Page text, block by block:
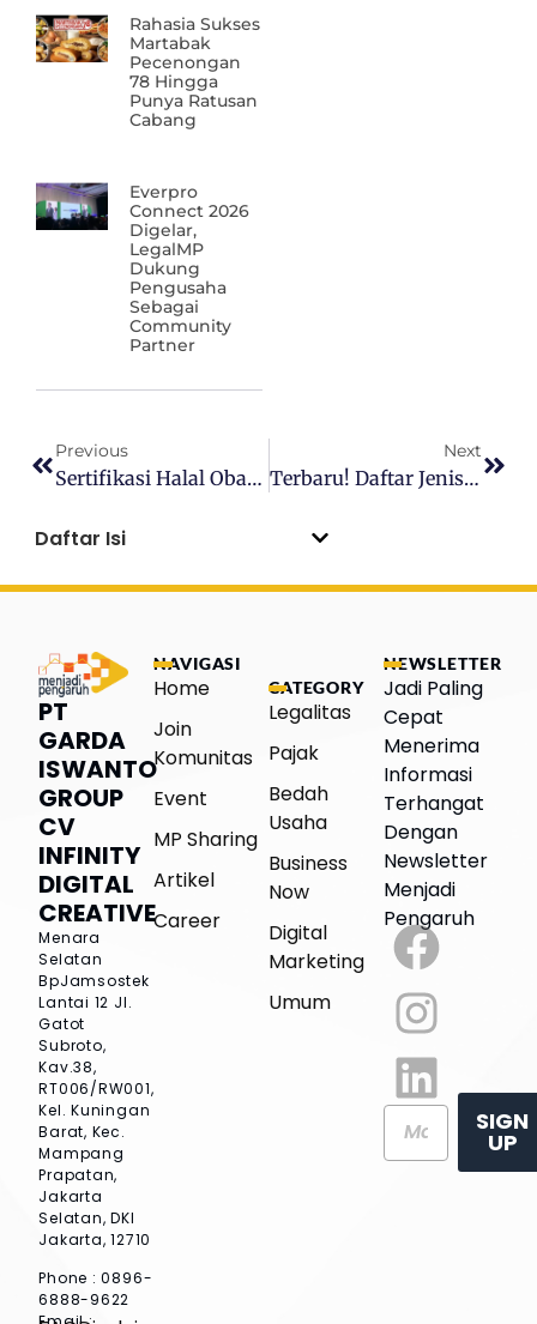
Rahasia Sukses
Martabak
Pecenongan
78 Hingga
Punya Ratusan
Cabang
Everpro
Connect 2026
Digelar,
LegalMP
Dukung
Pengusaha
Sebagai
Community
Partner
Previous
Sertifikasi Halal Obat Di Indonesia: Syarat, Tahapan, Dan Kewajiban
Next
Terbaru! Daftar Jenis Pangan Olahan Wajib Izin Edar BPOM
Daftar Isi
PT
GARDA
ISWANTO
GROUP
CV
INFINITY
DIGITAL
CREATIVE
Menara
Selatan
BpJamsostek
Lantai 12 Jl.
Gatot
Subroto,
Kav.38,
RT006/RW001,
Kel. Kuningan
Barat, Kec.
Mampang
Prapatan,
Jakarta
Selatan, DKI
Jakarta, 12710
Phone : 0896-
6888-9622
NAVIGASI
Home
Join
Komunitas
Event
MP Sharing
Artikel
Career
CATEGORY
Legalitas
Pajak
Bedah
Usaha
Business
Now
Digital
Marketing
Umum
NEWSLETTER
Jadi Paling
Cepat
Menerima
Informasi
Terhangat
Dengan
Newsletter
Menjadi
Pengaruh
SIGN
UP